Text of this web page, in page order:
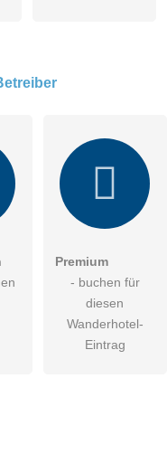
Premium
- buchen für
diesen
Wanderhotel-
Eintrag